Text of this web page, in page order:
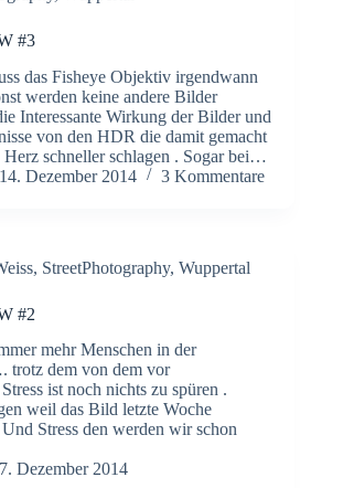
#3
das Fisheye Objektiv irgendwann
werden keine andere Bilder
Interessante Wirkung der Bilder und
von den HDR die damit gemacht
Herz schneller schlagen . Sogar bei…
14. Dezember 2014 3 Kommentare
, StreetPhotography, Wuppertal
#2
mehr Menschen in der
trotz dem von dem vor
ist noch nichts zu spüren .
weil das Bild letzte Woche
Stress den werden wir schon
7. Dezember 2014